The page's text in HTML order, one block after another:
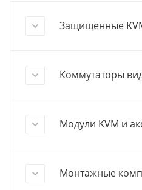
Защищенные
Коммутаторы
Модули KVM и
Монтажные